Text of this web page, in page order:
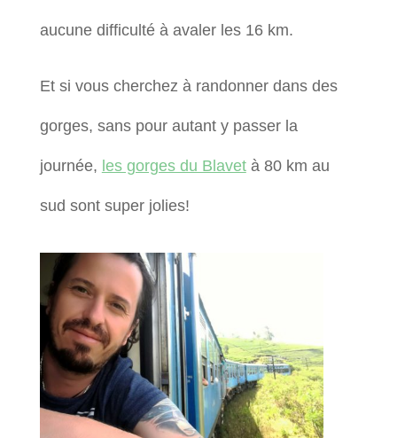
aucune difficulté à avaler les 16 km.
Et si vous cherchez à randonner dans des
gorges, sans pour autant y passer la
journée, les gorges du Blavetà 80 km au
sud sont super jolies!